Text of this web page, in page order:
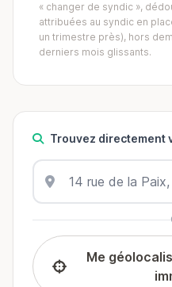
« changer de syndic »,
attribuées au syndic en
un trimestre près), hors
derniers mois glissants.
Trouvez directement
Me